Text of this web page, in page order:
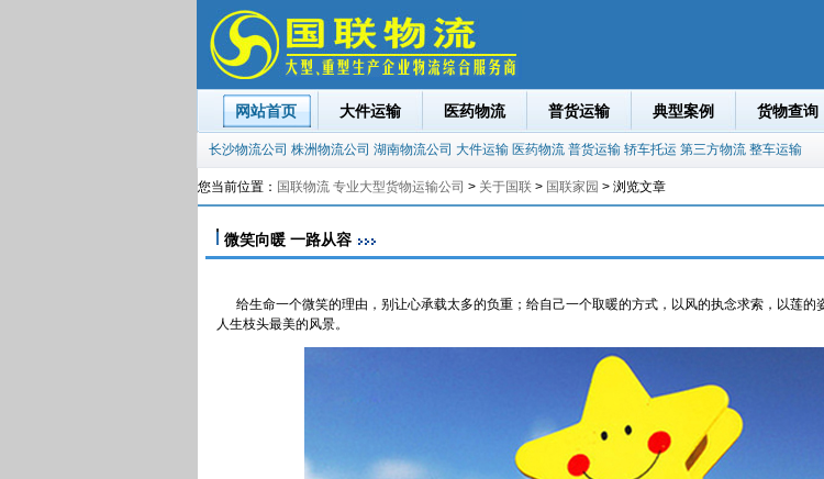
网站首页 大件运输 医药物流 普货运输 典型案例 货物查询
长沙物流公司 株洲物流公司 湖南物流公司 大件运输 医药物流 普货运输 轿车托运 第三方物流 整车运输
您当前位置： 国联物流 专业大型货物运输公司 > 关于国联 > 国联家园 > 浏览文章
微笑向暖 一路从容
给生命一个微笑的理由，别让心承载太多的负重；给自己一个取暖的方式，以风的执念求索，以莲的
人生枝头最美的风景。